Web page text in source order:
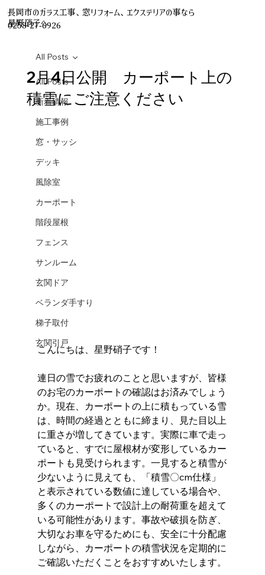
長岡市のガラス工事、窓リフォーム、エクステリアの事なら
星野硝子へ
0258-27-6926
All Posts
新着情報
施工事例
窓・サッシ
デッキ
風除室
カーポート
階段屋根
フェンス
サンルーム
玄関ドア
ベランダ手すり
梯子取付
玄関引戸
All Posts
2月4日公開 カーポート上の
積雪にご注意ください
こんにちは、星野硝子です！
連日の雪でお疲れのことと思いますが、皆様
のお宅のカーポートの確認はお済みでしょう
か。現在、カーポートの上に積もっている雪
は、時間の経過とともに締まり、見た目以上
に重さが増してきています。実際に車で走っ
ていると、すでに屋根材が変形しているカー
ポートも見受けられます。一見すると積雪が
少ないように見えても、「積雪〇cm仕様」
と表示されている数値に達している場合や、
多くのカーポートで設計上の耐荷重を超えて
いる可能性があります。事故や破損を防ぎ、
大切なお車を守るためにも、安全に十分配慮
しながら、カーポートの積雪状況を定期的に
ご確認いただくことをおすすめいたします。